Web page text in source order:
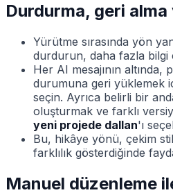
Durdurma, geri alma
Yürütme sırasında yön
durdurun, daha fazla bilgi
Her AI mesajının altında,
durumuna geri yüklemek
seçin. Ayrıca belirli bir
oluşturmak ve farklı
yeni projede dallan'ı
Bu, hikâye yönü, çekim
farklılık gösterdiğinde
Manuel düzenleme